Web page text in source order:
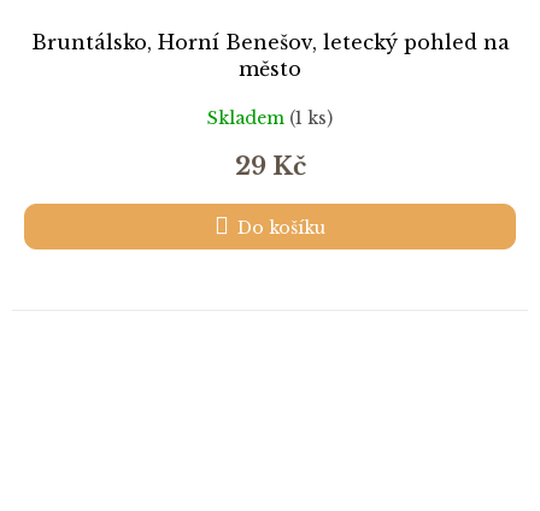
Bruntálsko, Horní Benešov, letecký pohled na
město
Skladem (1 ks)
29 Kč
Do košíku